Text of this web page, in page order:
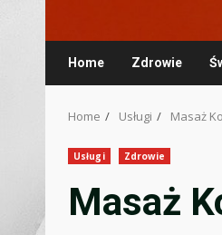
Home Zdrowie
Home Usługi Masaż
Usługi Zdrowie
Masaż